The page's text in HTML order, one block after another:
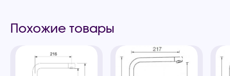
Похожие товары